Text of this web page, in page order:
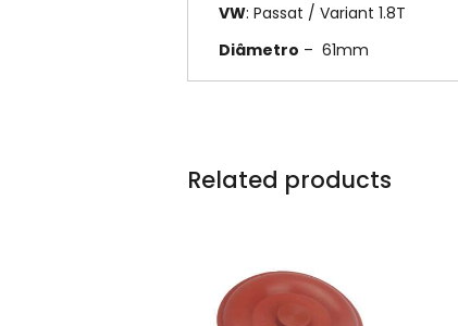
VW: Passat / Variant 1.8T
Diâmetro – 61mm
Related products